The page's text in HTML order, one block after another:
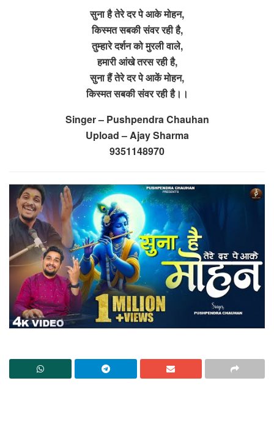
सुना है तेरे दर पे आके मोहन,
किस्मत सबकी संवर रही है,
तुम्हारे दर्शन को मुरली वाले,
हमारी आंखे तरस रही है,
सुना हैं तेरे दर पे आकें मोहन,
किस्मत सबकी संवर रही है।।
Singer – Pushpendra Chauhan
Upload – Ajay Sharma
9351148970